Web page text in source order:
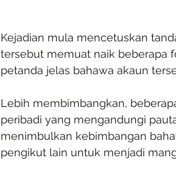
Kejadian mula mencetuskan
tersebut memuat naik beberapa
petanda jelas bahawa akaun
Lebih membimbangkan,
peribadi yang mengandungi
menimbulkan kebimbangan
pengikut lain untuk menjadi